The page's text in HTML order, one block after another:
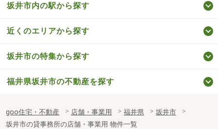
坂井市内の駅から探す
近くのエリアから探す
坂井市の特集から探す
福井県坂井市の不動産を探す
goo住宅・不動産 店舗・事業用 福井県
坂井市
坂井市の貸事務所の店舗・事業用 物件一覧